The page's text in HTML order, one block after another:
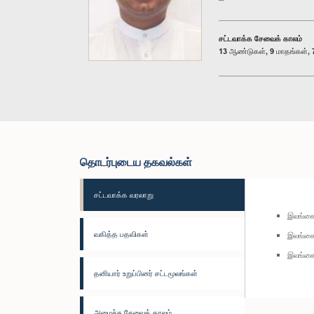
சட்டவாக்க சேவைக் காலம்
13 ஆண்டுகள், 9 மாதங்கள்,
தொடர்புடைய தகவல்கள்
சட்டவாக்க வரலாறு
வகித்த பதவிகள்
தனியார் உறுப்பினர் சட்டமூலங்கள்
இலங்கை
இலங்கை
இலங்கை